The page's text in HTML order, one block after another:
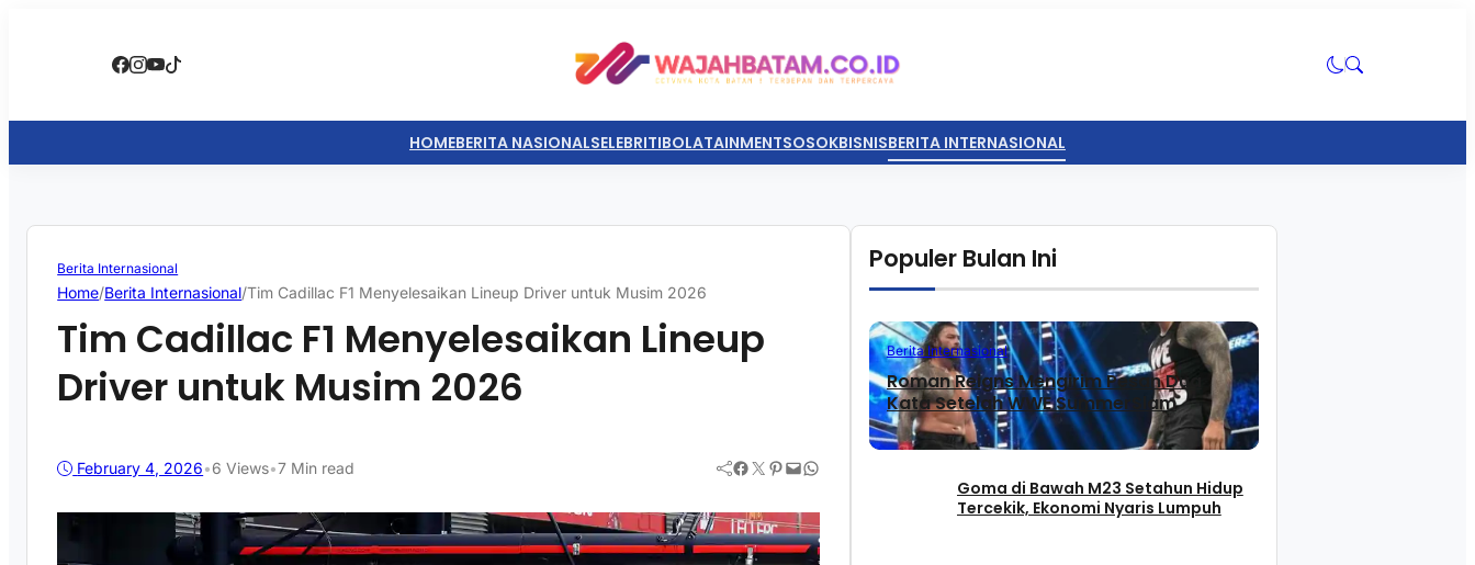
HOMEBERITA NASIONALSELEBRITIBOLATAINMENTSOSOKBISNISBERITA INTERNASIONAL
Berita Internasional
Home/Berita Internasional/Tim Cadillac F1 Menyelesaikan Lineup Driver untuk Musim 2026
Tim Cadillac F1 Menyelesaikan Lineup
Driver untuk Musim 2026
February 4, 2026•6 Views•7 Min read Facebook Twitter Pinterest Mail WhatsApp
Populer Bulan Ini
Berita Internasional
Roman Reigns Mengirim Pesan Dua
Kata Setelah WWE SummerSlam
Goma di Bawah M23 Setahun Hidup
Tercekik, Ekonomi Nyaris Lumpuh